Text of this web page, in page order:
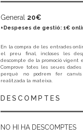
General 20€
+Despeses de gestió: 1€
En la compra de les entrades
el preu final, incloses les
descompte de la promoció vigent
Comprove totes les seues
perquè no podrem fer
realitzada la mateixa.
DESCOMPTES
NO HI HA DESCOMPTES